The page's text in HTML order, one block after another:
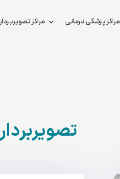
مراکز پزشکی درمانی مراکز